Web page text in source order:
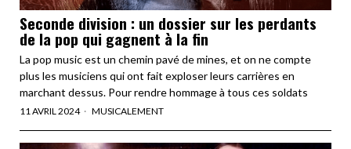
Seconde division : un dossier sur les perdants
de la pop qui gagnent à la fin
La pop music est un chemin pavé de mines, et on ne compte
plus les musiciens qui ont fait exploser leurs carrières en
marchant dessus. Pour rendre hommage à tous ces soldats
11 AVRIL 2024 MUSICALEMENT